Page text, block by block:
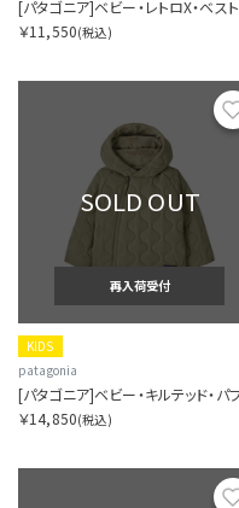
[パタゴニア]ベビー・レトロX・ベスト
￥11,550(税込)
SOLD OUT
再入荷受付
KIDS
patagonia
￥14,850(税込)